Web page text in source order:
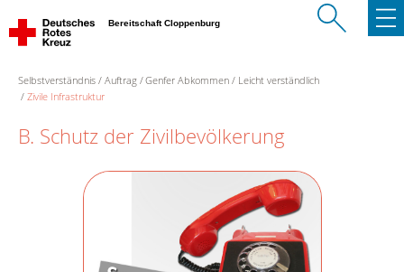
Bereitschaft Cloppenburg
Selbstverständnis Auftrag Genfer Abkommen
Leicht verständlich
Zivile Infrastruktur
B. Schutz der Zivilbevölkerung